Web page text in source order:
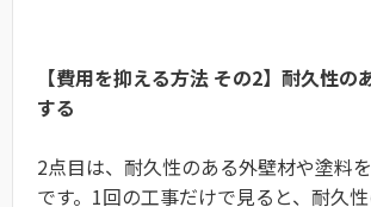
【費用を抑える方法 その2】耐久性の
する
2点目は、耐久性のある外壁材や塗料
です。1回の工事だけで見ると、耐久